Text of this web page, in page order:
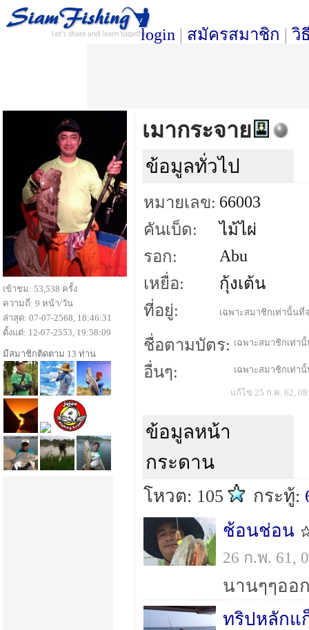
login | สมัครสมาชิก | วิ
เมากระจาย
ข้อมูลทั่วไป
หมายเลข: 66003
คันเบ็ด:
ไม้ไผ่
รอก:
Abu
เหยื่อ:
กุ้งเต้น
ที่อยู่:
เฉพาะสมาชิกเท่านั้นที่
ชื่อตามบัตร: เฉพาะสมาชิกเท่า
อื่นๆ: เฉพาะสมาชิกเท่า
แก้ไข 25 ก.ค. 62,
ข้อมูลหน้า
กระดาน
โหวต: 105 กระทู้:
ช้อนช่อน
26 ก.พ. 61,
นานๆๆออ
ทริปหลักแ
เข้าชม: 53,538 ครั้ง
ความถี่: 9 หน้า/วัน
ล่าสุด: 07-07-2568, 18:46:31
ตั้งแต่: 12-07-2553, 19:58:09
มีสมาชิกติดตาม 13 ท่าน